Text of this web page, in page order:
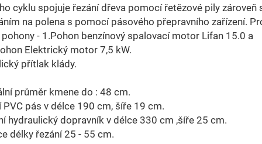
cyklu spojuje řezání dřeva pomocí řetězové pily zároveň
na polena s pomocí pásového přepravního zařízení.
pohony - 1.Pohon benzínový spalovací motor Lifan 15.0 a
Elektrický motor 7,5 kW.
přítlak klády.
průměr kmene do : 48 cm.
PVC pás v délce 190 cm, šíře 19 cm.
hydraulický dopravník v délce 330 cm ,šíře 25 cm.
délky řezání 25 - 55 cm.